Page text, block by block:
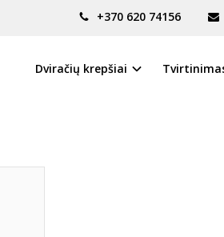
+370 620 74156
Dviračių krepšiai